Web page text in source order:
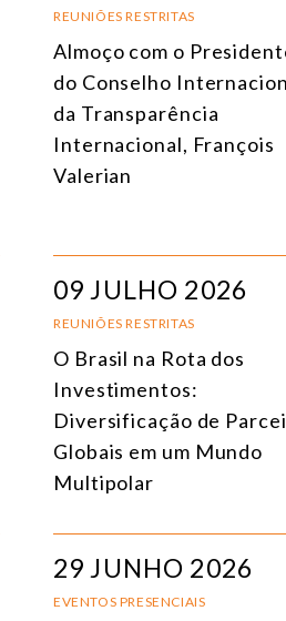
EVENTOS
TEMA
REUNIÕES RESTRITAS
Almoço com o
do Conselho
da Transparência
Internacional, François
Valerian
09 JULHO 2026
REUNIÕES RESTRITAS
O Brasil na Rota dos
Investimentos:
Diversificação de
Globais em um Mundo
Multipolar
29 JUNHO 2026
EVENTOS PRESENCIAIS